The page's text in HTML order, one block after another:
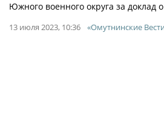
Южного военного округа за доклад
13 июля 2023, 10:36 «Омутнинские